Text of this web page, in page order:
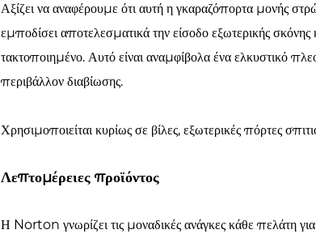
Αξίζει να αναφέρουμε ότι αυτή η γκαραζόπορτα μονής
εμποδίσει αποτελεσματικά την είσοδο εξωτερικής
τακτοποιημένο. Αυτό είναι αναμφίβολα ένα ελκυστικό
περιβάλλον διαβίωσης.
Χρησιμοποιείται κυρίως σε βίλες, εξωτερικές πόρτες
Λεπτομέρειες προϊόντος
Η Norton γνωρίζει τις μοναδικές ανάγκες κάθε πελάτη